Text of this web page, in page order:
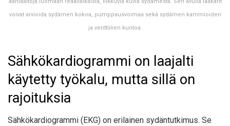
voivat arvioida sydämen kokoa, pumppausvoimaa sekä sydämen kammioiden
ja venttiilien kuntoa.
Sähkökardiogrammi on laajalti
käytetty työkalu, mutta sillä on
rajoituksia
Sähkökardiogrammi (EKG) on erilainen sydäntutkimus. Se